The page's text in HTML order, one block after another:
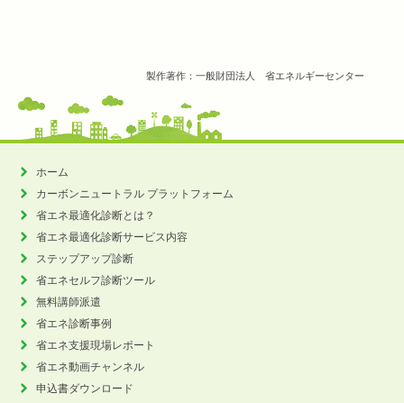
製作著作：一般財団法人 省エネルギーセンター
ホーム
カーボンニュートラル プラットフォーム
省エネ最適化診断とは？
省エネ最適化診断サービス内容
ステップアップ診断
省エネセルフ診断ツール
無料講師派遣
省エネ診断事例
省エネ支援現場レポート
省エネ動画チャンネル
申込書ダウンロード